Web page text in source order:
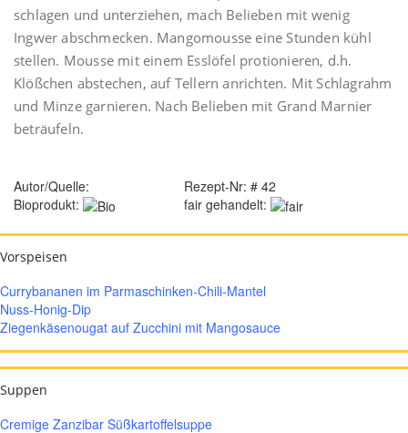
schlagen und unterziehen, mach Belieben mit wenig
Ingwer abschmecken. Mangomousse eine Stunden kühl
stellen. Mousse mit einem Esslöfel protionieren, d.h.
Klößchen abstechen, auf Tellern anrichten. Mit Schlagrahm
und Minze garnieren. Nach Belieben mit Grand Marnier
beträufeln.
Autor/Quelle:
Rezept-Nr: # 42
Bioprodukt:
fair gehandelt:
Vorspeisen
Currybananen im Parmaschinken-Chili-Mantel
Nuss-Honig-Dip
Ziegenkäsenougat auf Zucchini mit Mangosauce
Suppen
Cremige Zanzibar Süßkartoffelsuppe